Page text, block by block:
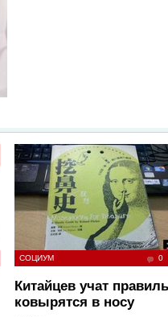
СОЦИУМ 0
Китайцев учат
ковырятся в носу